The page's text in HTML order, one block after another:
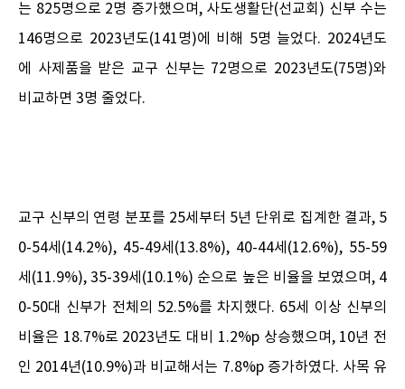
는 825명으로 2명 증가했으며, 사도생활단(선교회) 신부 수는
146명으로 2023년도(141명)에 비해 5명 늘었다. 2024년도
에 사제품을 받은 교구 신부는 72명으로 2023년도(75명)와
비교하면 3명 줄었다.
교구 신부의 연령 분포를 25세부터 5년 단위로 집계한 결과, 5
0-54세(14.2%), 45-49세(13.8%), 40-44세(12.6%), 55-59
세(11.9%), 35-39세(10.1%) 순으로 높은 비율을 보였으며, 4
0-50대 신부가 전체의 52.5%를 차지했다. 65세 이상 신부의
비율은 18.7%로 2023년도 대비 1.2%p 상승했으며, 10년 전
인 2014년(10.9%)과 비교해서는 7.8%p 증가하였다. 사목 유